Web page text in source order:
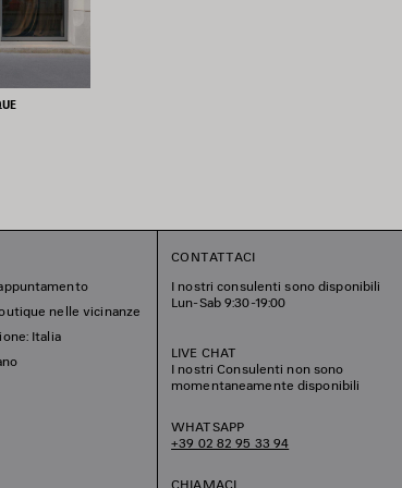
nelle vicinanze
Italia
CONTATTACI
I nostri consulenti sono disponibili
Lun-Sab 9:30-19:00
LIVE CHAT
I nostri Consulenti non sono
momentaneamente disponibili
WHATSAPP
+39 02 82 95 33 94
CHIAMACI